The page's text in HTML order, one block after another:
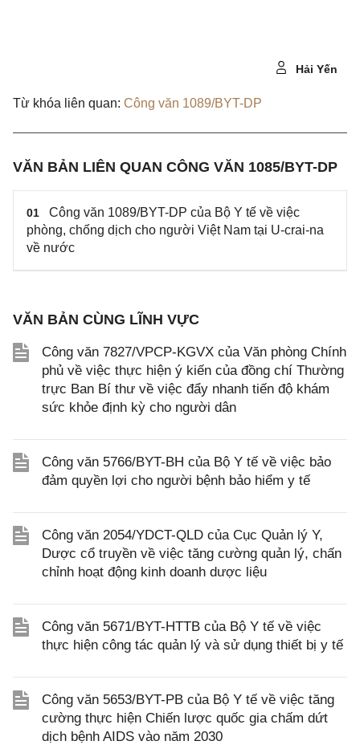
Hải Yến
Từ khóa liên quan: Công văn 1089/BYT-DP
VĂN BẢN LIÊN QUAN CÔNG VĂN 1085/BYT-DP
01
Công văn 1089/BYT-DP của Bộ Y tế về việc
phòng, chống dịch cho người Việt Nam tại U-crai-na
về nước
VĂN BẢN CÙNG LĨNH VỰC
Công văn 7827/VPCP-KGVX của Văn phòng Chính
phủ về việc thực hiện ý kiến của đồng chí Thường
trực Ban Bí thư về việc đẩy nhanh tiến độ khám
sức khỏe định kỳ cho người dân
Công văn 5766/BYT-BH của Bộ Y tế về việc bảo
đảm quyền lợi cho người bệnh bảo hiểm y tế
Công văn 2054/YDCT-QLD của Cục Quản lý Y,
Dược cổ truyền về việc tăng cường quản lý, chấn
chỉnh hoạt động kinh doanh dược liệu
Công văn 5671/BYT-HTTB của Bộ Y tế về việc
thực hiện công tác quản lý và sử dụng thiết bị y tế
Công văn 5653/BYT-PB của Bộ Y tế về việc tăng
cường thực hiện Chiến lược quốc gia chấm dứt
dịch bệnh AIDS vào năm 2030